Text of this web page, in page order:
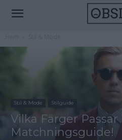
Stil & Mode Stilguide
Vilka Färger
Matchningsguide!